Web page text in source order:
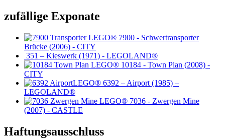
zufällige Exponate
7900 - Schwertransporter
Brücke (2006) - CITY
351 – Kieswerk (1971) - LEGOLAND®
10184 - Town Plan (2008) -
CITY
6392 – Airport (1985) –
LEGOLAND®
7036 - Zwergen Mine
(2007) - CASTLE
Haftungsausschluss